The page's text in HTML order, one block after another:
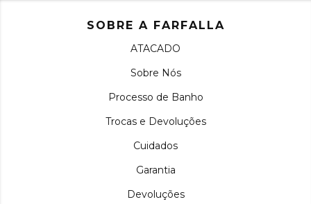
SOBRE A FARFALLA
ATACADO
Sobre Nós
Processo de Banho
Trocas e Devoluções
Cuidados
Garantia
Devoluções